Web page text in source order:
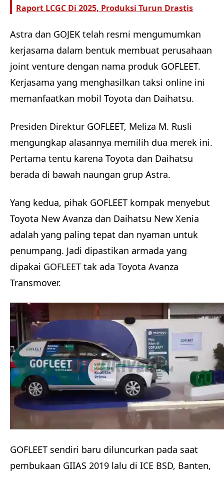
Raport LCGC Di 2025, Produksi Turun Drastis
Astra dan GOJEK telah resmi mengumumkan
kerjasama dalam bentuk membuat perusahaan
joint venture dengan nama produk GOFLEET.
Kerjasama yang menghasilkan taksi online ini
memanfaatkan mobil Toyota dan Daihatsu.
Presiden Direktur GOFLEET, Meliza M. Rusli
mengungkap alasannya memilih dua merek ini.
Pertama tentu karena Toyota dan Daihatsu
berada di bawah naungan grup Astra.
Yang kedua, pihak GOFLEET kompak menyebut
Toyota New Avanza dan Daihatsu New Xenia
adalah yang paling tepat dan nyaman untuk
penumpang. Jadi dipastikan armada yang
dipakai GOFLEET tak ada Toyota Avanza
Transmover.
GOFLEET sendiri baru diluncurkan pada saat
pembukaan GIIAS 2019 lalu di ICE BSD, Banten,